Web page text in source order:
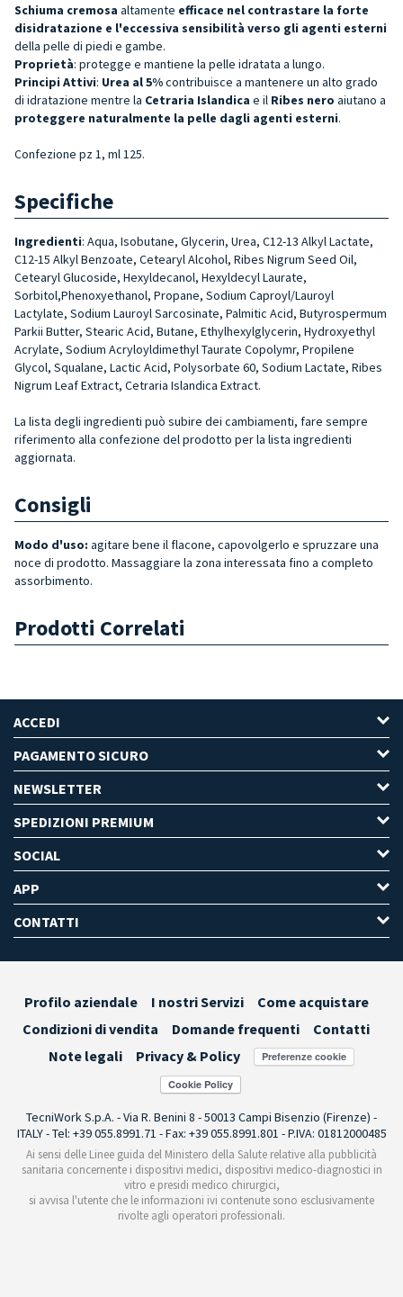
Schiuma cremosa altamente efficace nel contrastare la forte
disidratazione e l'eccessiva sensibilità verso gli agenti esterni
della pelle di piedi e gambe.
Proprietà: protegge e mantiene la pelle idratata a lungo.
Principi Attivi: Urea al 5%contribuisce a mantenere un alto grado
di idratazione mentre la Cetraria Islandica e il Ribes nero aiutano a
proteggere naturalmente la pelle dagli agenti esterni.
Confezione pz 1, ml 125.
Specifiche
Ingredienti: Aqua, Isobutane, Glycerin, Urea, C12-13 Alkyl Lactate,
C12-15 Alkyl Benzoate, Cetearyl Alcohol, Ribes Nigrum Seed Oil,
Cetearyl Glucoside, Hexyldecanol, Hexyldecyl Laurate,
Sorbitol,Phenoxyethanol, Propane, Sodium Caproyl/Lauroyl
Lactylate, Sodium Lauroyl Sarcosinate, Palmitic Acid, Butyrospermum
Parkii Butter, Stearic Acid, Butane, Ethylhexylglycerin, Hydroxyethyl
Acrylate, Sodium Acryloyldimethyl Taurate Copolymr, Propilene
Glycol, Squalane, Lactic Acid, Polysorbate 60, Sodium Lactate, Ribes
Nigrum Leaf Extract, Cetraria Islandica Extract.
La lista degli ingredienti può subire dei cambiamenti, fare sempre
riferimento alla confezione del prodotto per la lista ingredienti
aggiornata.
Consigli
Modo d'uso: agitare bene il flacone, capovolgerlo e spruzzare una
noce di prodotto. Massaggiare la zona interessata fino a completo
assorbimento.
Prodotti Correlati
ACCEDI
PAGAMENTO SICURO
NEWSLETTER
SPEDIZIONI PREMIUM
SOCIAL
APP
CONTATTI
Profilo aziendale I nostri Servizi
Come acquistare
Condizioni di vendita
Domande frequenti
Contatti
Note legali
Privacy & Policy Preferenze cookie
TecniWork S.p.A. - Via R. Benini 8 - 50013 Campi Bisenzio (Firenze) -
ITALY - Tel: +39 055.8991.71 - Fax: +39 055.8991.801 - P.IVA: 01812000485
Ai sensi delle Linee guida del Ministero della Salute relative alla pubblicità
sanitaria concernente i dispositivi medici, dispositivi medico-diagnostici in
vitro e presidi medico chirurgici,
si avvisa l'utente che le informazioni ivi contenute sono esclusivamente
rivolte agli operatori professionali.